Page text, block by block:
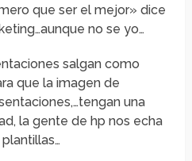
que ser el mejor» dice
no se yo…
salgan como
que la imagen de
una
la gente de hp nos echa